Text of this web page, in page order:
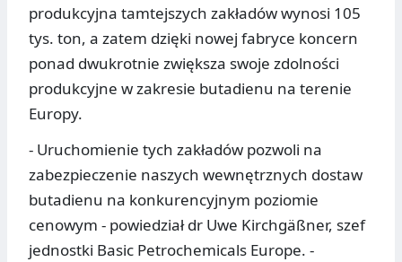
produkcyjna tamtejszych zakładów wynosi 105
tys. ton, a zatem dzięki nowej fabryce koncern
ponad dwukrotnie zwiększa swoje zdolności
produkcyjne w zakresie butadienu na terenie
Europy.
- Uruchomienie tych zakładów pozwoli na
zabezpieczenie naszych wewnętrznych dostaw
butadienu na konkurencyjnym poziomie
cenowym - powiedział dr Uwe Kirchgäßner, szef
jednostki Basic Petrochemicals Europe. -